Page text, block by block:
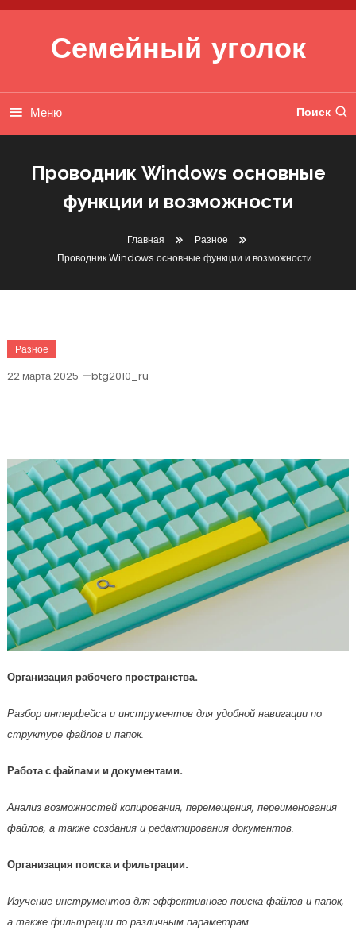
Перейти к содержимому
Семейный уголок
Меню Поиск
Проводник Windows основные
функции и возможности
Главная
Разное
Проводник Windows основные функции и возможности
Разное
22 марта 2025 btg2010_ru
Организация рабочего пространства.
Разбор интерфейса и инструментов для удобной навигации по
структуре файлов и папок.
Работа с файлами и документами.
Анализ возможностей копирования, перемещения, переименования
файлов, а также создания и редактирования документов.
Организация поиска и фильтрации.
Изучение инструментов для эффективного поиска файлов и папок,
а также фильтрации по различным параметрам.